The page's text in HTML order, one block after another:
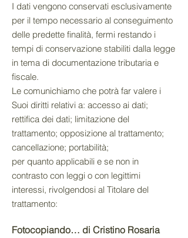
I dati vengono conservati esclusivamente
per il tempo necessario al conseguimento
delle predette finalità, fermi restando i
tempi di conservazione stabiliti dalla legge
in tema di documentazione tributaria e
fiscale.
Le comunichiamo che potrà far valere i
Suoi diritti relativi a: accesso ai dati;
rettifica dei dati; limitazione del
trattamento; opposizione al trattamento;
cancellazione; portabilità;
per quanto applicabili e se non in
contrasto con leggi o con legittimi
interessi, rivolgendosi al Titolare del
trattamento:
Fotocopiando… di Cristino Rosaria